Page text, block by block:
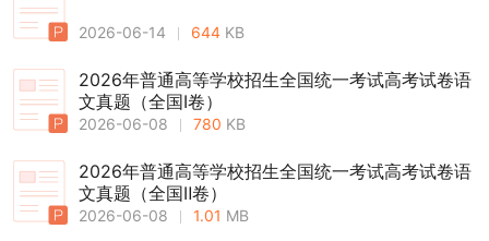
2026-06-14 644 KB
2026年普通高等学校招生全国统一考试高考试卷语
文真题（全国Ⅰ卷）
2026-06-08 780 KB
2026年普通高等学校招生全国统一考试高考试卷语
文真题（全国Ⅱ卷）
2026-06-08 1.01 MB